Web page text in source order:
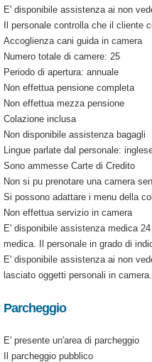
E' disponibile assistenza ai non
Il personale controlla che il cliente
Accoglienza cani guida in camera
Numero totale di camere: 25
Periodo di apertura: annuale
Non effettua pensione completa
Non effettua mezza pensione
Colazione inclusa
Non disponibile assistenza bagagli
Lingue parlate dal personale:
Sono ammesse Carte di Credito
Non si pu prenotare una camera
Si possono adattare i menu della
Non effettua servizio in camera
E' disponibile assistenza medica
medica. Il personale in grado di
E' disponibile assistenza ai non
lasciato oggetti personali in
Parcheggio
E' presente un'area di parcheggio
Il parcheggio pubblico